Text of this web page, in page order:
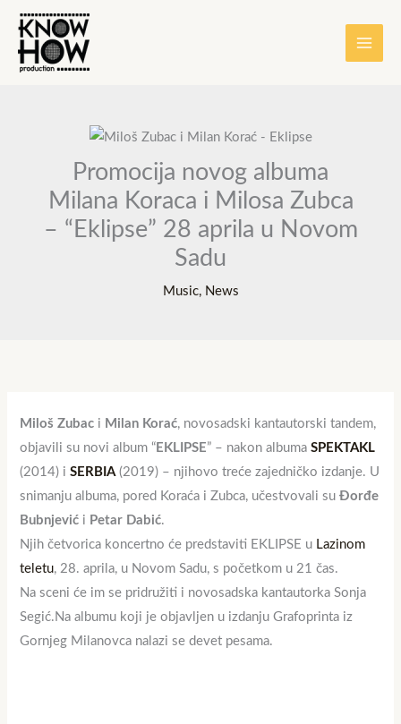
content
Skip
content
Promocija novog albuma
Milana Koraca i Milosa Zubca
– “Eklipse” 28 aprila u Novom
Sadu
Music, News
Miloš Zubac i Milan Korać, novosadski kantautorski tandem,
objavili su novi album “ EKLIPSE” – nakon albumaSPEKTAKL
(2014) iSERBIA (2019) – njihovo treće zajedničko izdanje. U
snimanju albuma, pored Koraća i Zubca, učestvovali suĐorđe
Bubnjević i Petar Dabić.
Njih četvorica koncertno će predstaviti EKLIPSE u Lazinom
teletu, 28. aprila, u Novom Sadu, s početkom u 21 čas.
Na sceni će im se pridružiti i novosadska kantautorka Sonja
Segić.Na albumu koji je objavljen u izdanju Grafoprinta iz
Gornjeg Milanovca nalazi se devet pesama.